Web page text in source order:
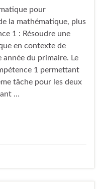
pour
la mathématique, plus
1 : Résoudre une
en contexte de
du primaire. Le
1 permettant
tâche pour les deux
…